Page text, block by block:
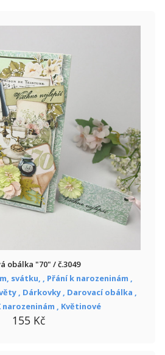
obálka "70" / č.3049
svátku, , Přání k narozeninám ,
, Dárkovky , Darovací obálka ,
narozeninám , Květinové
155 Kč